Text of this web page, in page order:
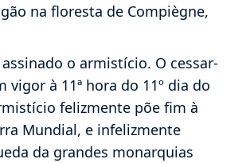
na floresta de Compiègne,
assinado o armistício. O cessar-
vigor à 11ª hora do 11º dia do
felizmente põe fim à
Mundial, e infelizmente
da grandes monarquias